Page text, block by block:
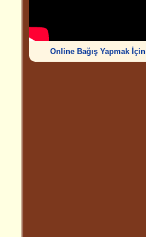
Online Bağış Yapmak İçin